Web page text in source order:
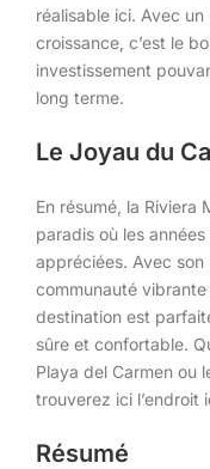
réalisable ici. Avec
croissance, c’est le
investissement
long terme.
Le Joyau du
En résumé, la Riviera
paradis où les
appréciées. Avec
communauté
destination est
sûre et confortable.
Playa del Carmen ou
trouverez ici l’endroit
Résumé